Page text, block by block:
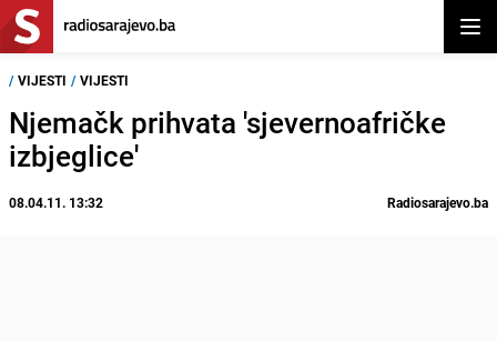
/ VIJESTI / VIJESTI
Njemačk prihvata 'sjevernoafričke
izbjeglice'
08.04.11. 13:32 Radiosarajevo.ba